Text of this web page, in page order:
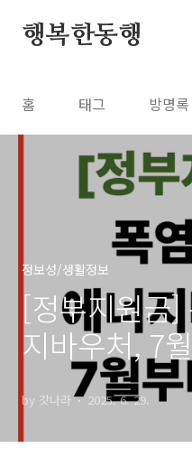
행복한동행
홈 태그 방명록
정보성/생활정보
[정부지원금]
지바우처, 7
받나
by 갓나라 2025. 6. 29.